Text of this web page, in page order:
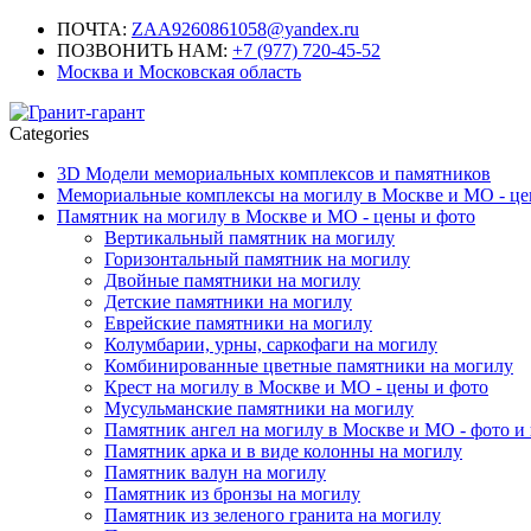
ПОЧТА: ZAA9260861058@yandex.ru
ПОЗВОНИТЬ НАМ: +7 (977) 720-45-52
Москва и Московская область
Categories
3D Модели мемориальных комплексов и памятников
Мемориальные комплексы на могилу в Москве и МО -
Памятник на могилу в Москве и МО - цены и фото
Вертикальный памятник на могилу
Горизонтальный памятник на могилу
Двойные памятники на могилу
Детские памятники на могилу
Еврейские памятники на могилу
Колумбарии, урны, саркофаги на могилу
Комбинированные цветные памятники на могилу
Крест на могилу в Москве и МО - цены и фото
Мусульманские памятники на могилу
Памятник ангел на могилу в Москве и МО - фото и
Памятник арка и в виде колонны на могилу
Памятник валун на могилу
Памятник из бронзы на могилу
Памятник из зеленого гранита на могилу